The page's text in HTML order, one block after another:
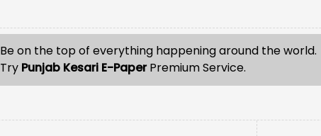
Be on the top of everything happening around the world.
Try Punjab Kesari E-PaperPremium Service.